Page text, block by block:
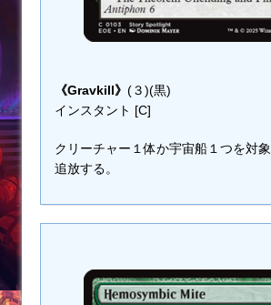
《Gravkill》 (３)(黒)
インスタント [C]
クリーチャー１体か宇宙船１つを対
追放する。